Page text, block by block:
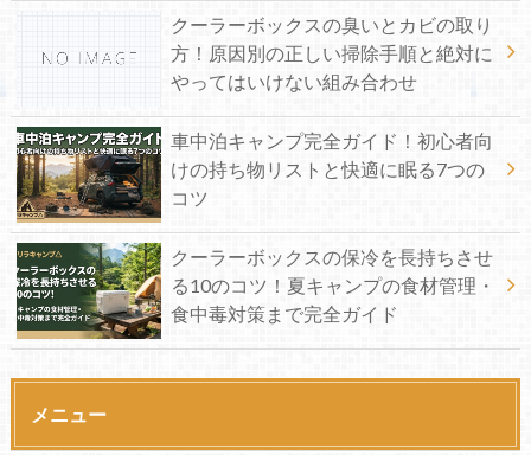
クーラーボックスの臭いとカビの取り
方！原因別の正しい掃除手順と絶対に
やってはいけない組み合わせ
車中泊キャンプ完全ガイド！初心者向
けの持ち物リストと快適に眠る7つの
コツ
クーラーボックスの保冷を長持ちさせ
る10のコツ！夏キャンプの食材管理・
食中毒対策まで完全ガイド
メニュー